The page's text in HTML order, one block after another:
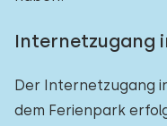
Internetzugang
Der Internetzugang
dem Ferienpark